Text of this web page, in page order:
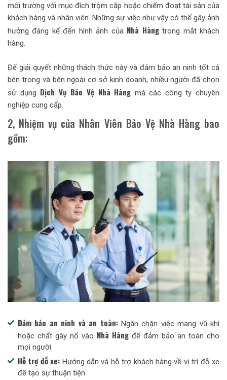
môi trường với mục đích trộm cắp hoặc chiếm đoạt tài sản của
khách hàng và nhân viên. Những sự việc như vậy có thể gây ảnh
hưởng đáng kể đến hình ảnh của Nhà Hàngtrong mắt khách
hàng.
Để giải quyết những thách thức này và đảm bảo an ninh tốt cả
bên trong và bên ngoài cơ sở kinh doanh, nhiều người đã chọn
sử dụng Dịch Vụ Bảo Vệ Nhà Hàng mà các công ty chuyên
nghiệp cung cấp.
2, Nhiệm vụ của Nhân Viên Bảo Vệ Nhà Hàng bao
gồm:
Đảm bảo an ninh và an toàn: Ngăn chặn việc mang vũ khí
hoặc chất gây nổ vào Nhà Hàng để đảm bảo an toàn cho
mọi người.
Hỗ trợ đỗ xe: Hướng dẫn và hỗ trợ khách hàng về vị trí đỗ xe
để tạo sự thuận tiện.